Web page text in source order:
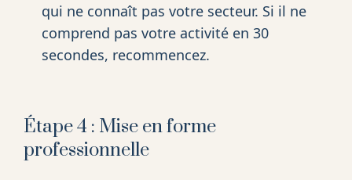
qui ne connaît pas votre secteur. Si il ne
comprend pas votre activité en 30
secondes, recommencez.
Étape 4 : Mise en forme
professionnelle